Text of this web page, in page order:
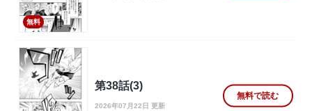
無料
第38話(3)
2026年07月22日 更新
無料で読む